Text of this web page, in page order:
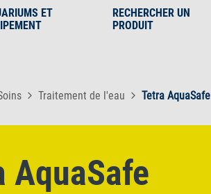
ET
RECHERCHER UN
PRODUIT
Traitement de l'eau Tetra AquaSafe
AquaSafe